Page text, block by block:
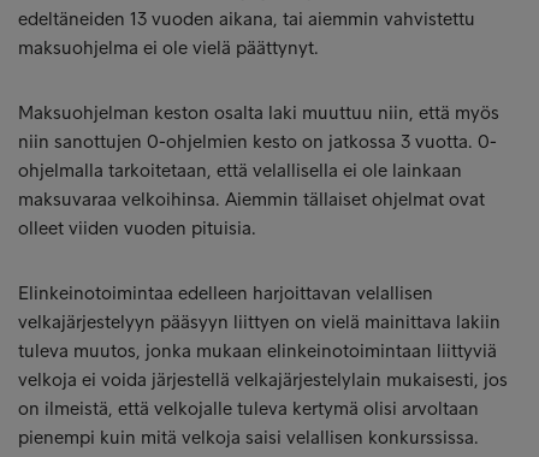
edeltäneiden 13 vuoden aikana, tai aiemmin vahvistettu
maksuohjelma ei ole vielä päättynyt.
Maksuohjelman keston osalta laki muuttuu niin, että myös
niin sanottujen 0-ohjelmien kesto on jatkossa 3 vuotta. 0-
ohjelmalla tarkoitetaan, että velallisella ei ole lainkaan
maksuvaraa velkoihinsa. Aiemmin tällaiset ohjelmat ovat
olleet viiden vuoden pituisia.
Elinkeinotoimintaa edelleen harjoittavan velallisen
velkajärjestelyyn pääsyyn liittyen on vielä mainittava lakiin
tuleva muutos, jonka mukaan elinkeinotoimintaan liittyviä
velkoja ei voida järjestellä velkajärjestelylain mukaisesti, jos
on ilmeistä, että velkojalle tuleva kertymä olisi arvoltaan
pienempi kuin mitä velkoja saisi velallisen konkurssissa.